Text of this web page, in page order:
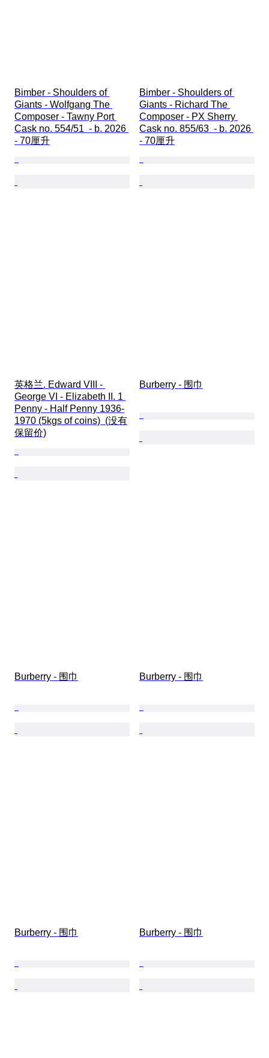
Bimber - Shoulders of
Giants - Wolfgang The
Composer - Tawny Port
Cask no. 554/51  - b. 2026
- 70厘升
Bimber - Shoulders of
Giants - Richard The
Composer - PX Sherry
Cask no. 855/63  - b. 2026
- 70厘升
英格兰. Edward VIII -
George VI - Elizabeth II. 1
Penny - Half Penny 1936-
1970 (5kgs of coins)  (没有
保留价)
Burberry - 围巾
Burberry - 围巾 Burberry - 围巾
Burberry - 围巾 Burberry - 围巾